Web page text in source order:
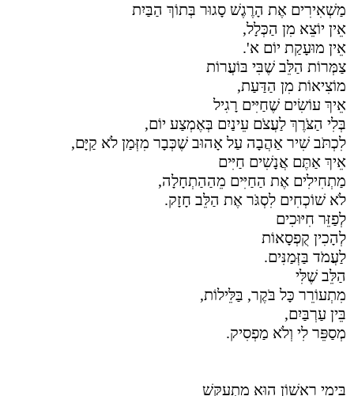
מַשְׁאִירִים אֶת הָרֶגֶשׁ סָגוּר בְּתוֹךְ הַבַּיִת
אֵין יוֹצֵא מִן הַכְּלָל,
אֵין מוּעָקַת יוֹם א'.
צַמְּרוֹת הַלֵּב שֶׁבִּי בּוֹעֲרוֹת
מוֹצִיאוֹת מִן הַדַּעַת,
אֵיךְ עוֹשִׂים שֶׁחַיִּים רָגִיל
בְּלִי הַצֹּרֶךְ לַעֲצֹם עֵינַיִם בְּאֶמְצַע יוֹם,
לִכְתֹּב שִׁיר אַהֲבָה עַל אָהוּב שֶׁכְּבָר מִזְּמַן לֹא קַיָּם,
אֵיךְ אַתֶּם אֲנָשִׁים חַיִּים
מַתְחִילִים אֶת הַחַיִּים מֵהַהַתְחָלָה,
לֹא שׁוֹכְחִים לִסְגֹּר אֶת הַלֵּב חָזָק.
לְפַזֵּר חִיּוּכִים
לְהָכִין קֻפְסָאוֹת
לַעֲמֹד בַּזְּמַנִּים.
הַלֵּב שֶׁלִּי
מִתְעוֹרֵר כָּל בֹּקֶר, בַּלֵּילוֹת,
בֵּין עַרְבַּיִם,
מְסַפֵּר לִי וְלֹא מַפְסִיק.
בִּימֵי רִאשׁוֹן הוּא מִתְעַקֵּשׁ